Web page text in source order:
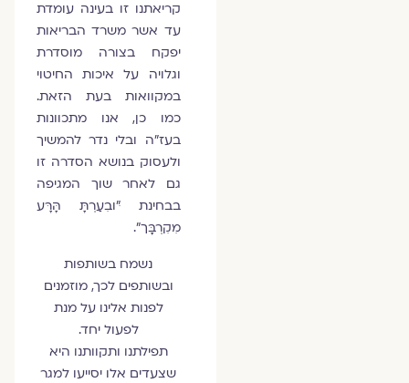
קריאתנו זו בעינה עומדת
עד אשר משרד הבריאות
יפקח בצורה מוסדרת
וגלויה על איכות החיטוי
במקוואות בעת הזאת.
כמו כן, אנו מתכוונות
בעז"ה ובלי נדר להמשיך
ולעסוק בנושא הסדרה זו
גם לאחר שוך המגיפה
בבחינת "ּובִעַרְתָּ הָּרָּע
מִקִרְבֶָּך".
נשמח בשותפות
ובשותפים לכך, מוזמנים
לפנות אלינו על מנת
לפעול יחד.
תפילתנו ותקוותנו היא
שצעדים אלו יסייעו למגר